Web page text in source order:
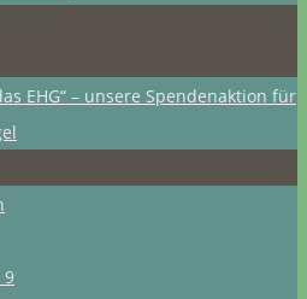
EHG“ – unsere Spendenaktion für
9